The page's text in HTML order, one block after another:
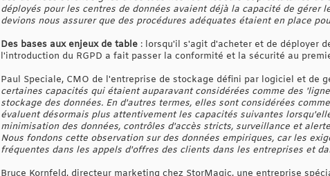
déployés pour les centres de données avaient déjà la capacité de gérer
devions nous assurer que des procédures adéquates étaient en place
Des bases aux enjeux de table : lorsqu'il s'agit d'acheter et de déployer
l'introduction du RGPD a fait passer la conformité et la sécurité au
Paul Speciale, CMO de l'entreprise de stockage défini par logiciel et de
certaines capacités qui étaient auparavant considérées comme des
stockage des données. En d'autres termes, elles sont considérées
évaluent désormais plus attentivement les capacités suivantes
minimisation des données, contrôles d'accès stricts, surveillance et
Nous fondons cette observation sur des données empiriques, car les
fréquentes dans les appels d'offres des clients dans les entreprises et